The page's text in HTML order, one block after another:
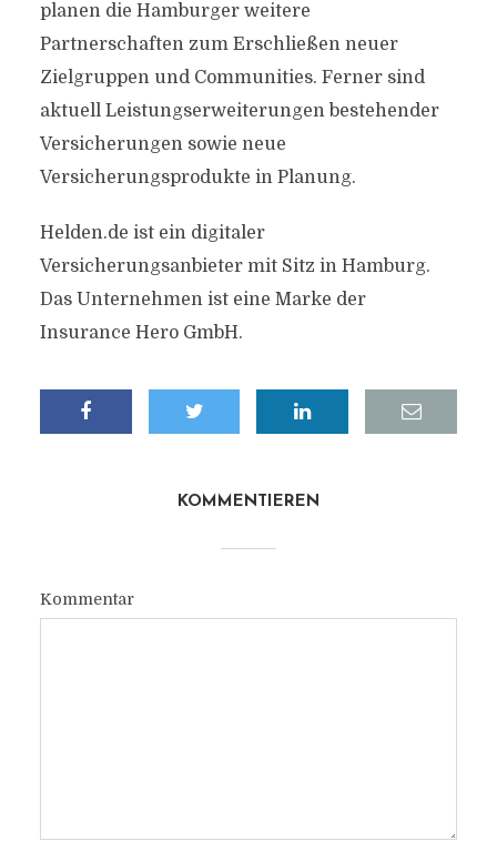
planen die Hamburger weitere
Partnerschaften zum Erschließen neuer
Zielgruppen und Communities. Ferner sind
aktuell Leistungserweiterungen bestehender
Versicherungen sowie neue
Versicherungsprodukte in Planung.
Helden.de ist ein digitaler
Versicherungsanbieter mit Sitz in Hamburg.
Das Unternehmen ist eine Marke der
Insurance Hero GmbH.
KOMMENTIEREN
Kommentar